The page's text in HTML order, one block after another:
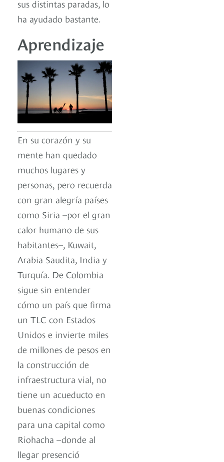
sus distintas paradas, lo
ha ayudado bastante.
Aprendizaje
En su corazón y su
mente han quedado
muchos lugares y
personas, pero recuerda
con gran alegría países
como Siria –por el gran
calor humano de sus
habitantes–, Kuwait,
Arabia Saudita, India y
Turquía. De Colombia
sigue sin entender
cómo un país que firma
un TLC con Estados
Unidos e invierte miles
de millones de pesos en
la construcción de
infraestructura vial, no
tiene un acueducto en
buenas condiciones
para una capital como
Riohacha –donde al
llegar presenció